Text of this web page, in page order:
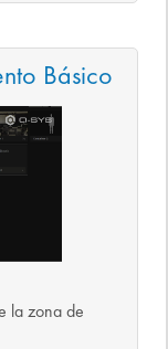
Básico
la zona de